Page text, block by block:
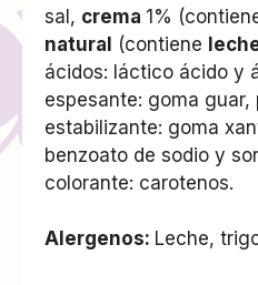
sal, crema 1%
natural (contiene
ácidos: láctico ácido y
espesante: goma guar,
estabilizante: goma
benzoato de sodio y
colorante: carotenos.
Alergenos: Leche,